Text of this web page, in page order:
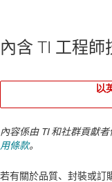
內含 TI 工程師
以
內容係由 TI 和社群貢獻
用條款。
若有關於品質、封裝或訂